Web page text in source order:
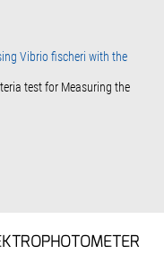
Vibrio fischeri with the
test for Measuring the